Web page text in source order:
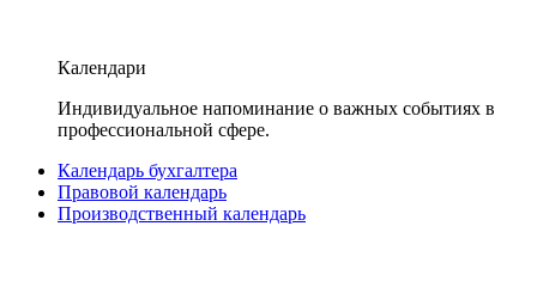
Календари
Индивидуальное напоминание о важных событиях в
профессиональной сфере.
Календарь бухгалтера
Правовой календарь
Производственный календарь